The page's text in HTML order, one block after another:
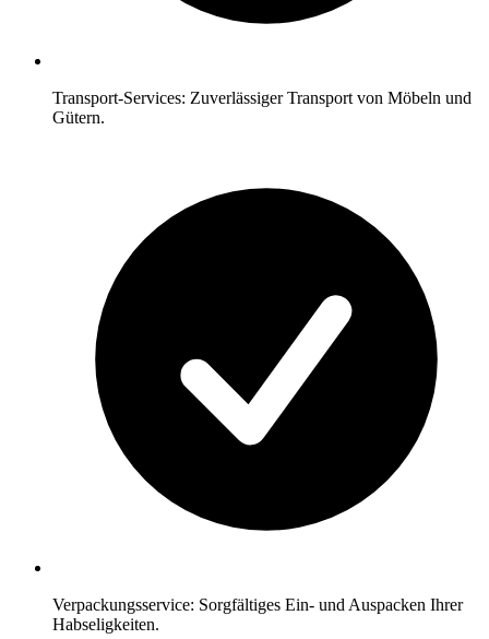
Transport-Services: Zuverlässiger Transport von Möbeln und
Gütern.
Verpackungsservice: Sorgfältiges Ein- und Auspacken Ihrer
Habseligkeiten.